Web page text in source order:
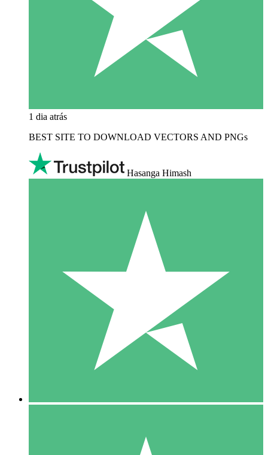
1 dia atrás
BEST SITE TO DOWNLOAD VECTORS AND PNGs
Hasanga Himash